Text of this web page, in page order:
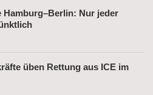
Hamburg–Berlin: Nur jeder
üben Rettung aus ICE im